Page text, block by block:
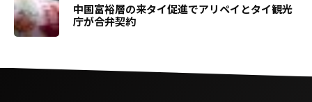
中国富裕層の来タイ促進でアリペイとタイ観光
庁が合弁契約